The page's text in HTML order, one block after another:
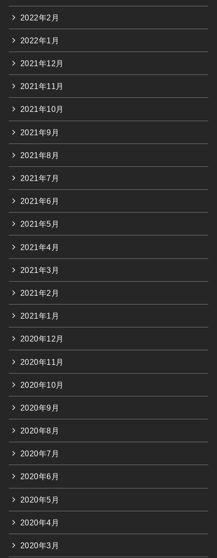
2022年2月
2022年1月
2021年12月
2021年11月
2021年10月
2021年9月
2021年8月
2021年7月
2021年6月
2021年5月
2021年4月
2021年3月
2021年2月
2021年1月
2020年12月
2020年11月
2020年10月
2020年9月
2020年8月
2020年7月
2020年6月
2020年5月
2020年4月
2020年3月